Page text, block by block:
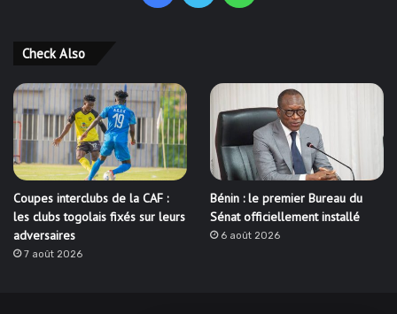
Check Also
Coupes interclubs de la CAF :
les clubs togolais fixés sur leurs
adversaires
7 août 2026
Bénin : le premier Bureau du
Sénat officiellement installé
6 août 2026